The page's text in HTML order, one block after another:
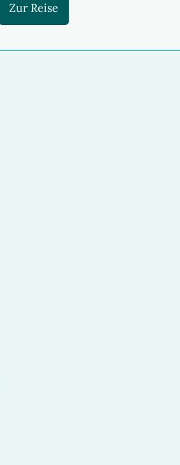
Zur Reise